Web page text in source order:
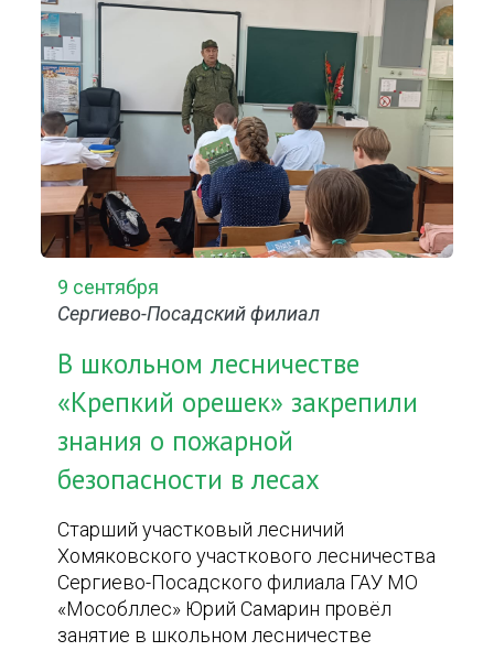
9 сентября
Сергиево-Посадский филиал
В школьном лесничестве
«Крепкий орешек» закрепили
знания о пожарной
безопасности в лесах
Старший участковый лесничий
Хомяковского участкового лесничества
Сергиево-Посадского филиала ГАУ МО
«Мособллес» Юрий Самарин провёл
занятие в школьном лесничестве